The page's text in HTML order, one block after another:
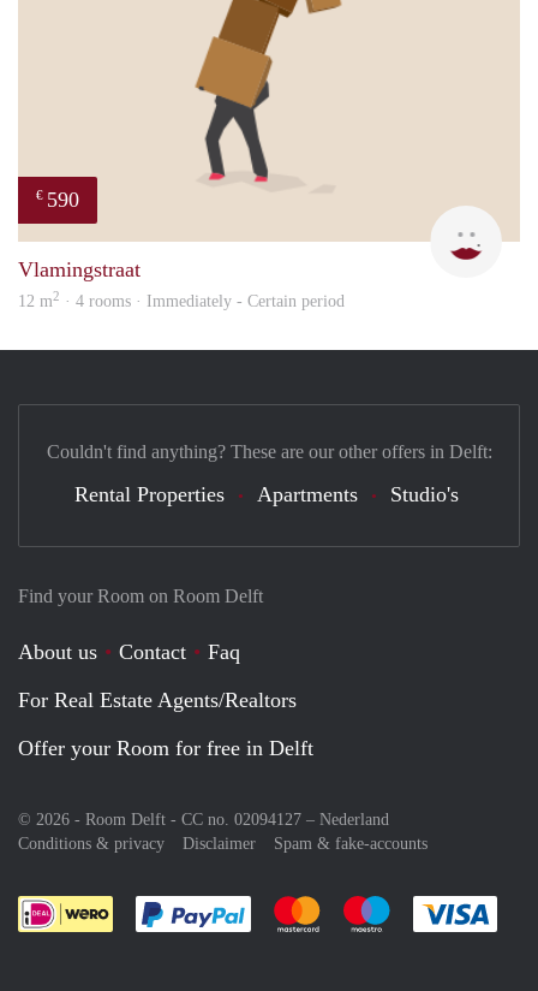
€ 590
Vlamingstraat
12 m2 · 4 rooms · Immediately - Certain period
Find your Room on Room Delft
About us Contact
Faq
For Real Estate Agents/Realtors
Offer your Room for free in Delft
© 2026 - Room Delft - CC no. 02094127 – Nederland
Conditions & privacy
Disclaimer Spam & fake-accounts
Pay easily with :payment method
Pay easily with :payment
Pay easily with
Couldn't find anything? These are our other offers in Delft:
Rental Properties Apartments Studio's